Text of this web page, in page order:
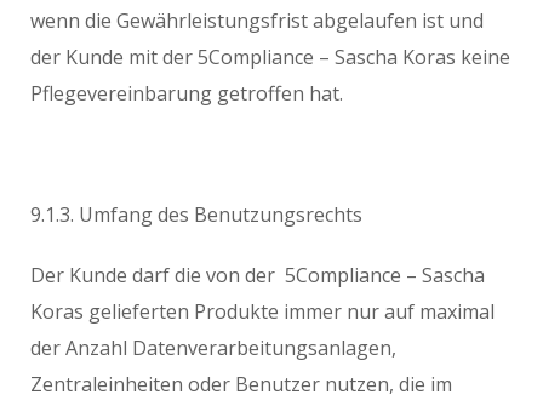
wenn die Gewährleistungsfrist abgelaufen ist und
der Kunde mit der 5Compliance – Sascha Koras keine
Pflegevereinbarung getroffen hat.
9.1.3. Umfang des Benutzungsrechts
Der Kunde darf die von der 5Compliance – Sascha
Koras gelieferten Produkte immer nur auf maximal
der Anzahl Datenverarbeitungsanlagen,
Zentraleinheiten oder Benutzer nutzen, die im